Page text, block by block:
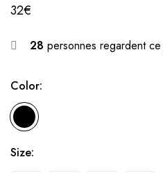
32€
28 personnes regardent
Color:
Size: